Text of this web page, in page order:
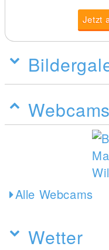
Jetzt
Webcams
Alle Webcams
Wetter